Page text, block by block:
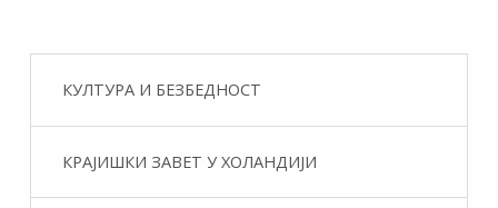
КУЛТУРА И БЕЗБЕДНОСТ
КРАЈИШКИ ЗАВЕТ У ХОЛАНДИЈИ